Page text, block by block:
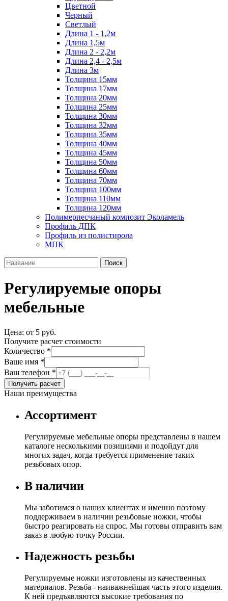
Цветной
Черный
Светлый
Длина 1 - 1,2м
Длина 1,5м
Длина 2 - 2,2м
Длина 2,4 - 2,5м
Длина 3м
Толщина 15мм
Толщина 17мм
Толщина 20мм
Толщина 25мм
Толщина 30мм
Толщина 32мм
Толщина 35мм
Толщина 40мм
Толщина 45мм
Толщина 50мм
Толщина 60мм
Толщина 70мм
Толщина 100мм
Толщина 110мм
Толщина 120мм
Полимерпесчаный композит Эколамель
Профиль ДПК
Профиль из полистирола
МПК
Поиск
Регулируемые опоры
мебельные
Цена: от 5 руб.
Получите расчет стоимости
Количество *
Ваше имя *
Ваш телефон *
Получить расчет
Наши преимущества
Ассортимент
Регулируемые мебельные опоры представлены в нашем
каталоге несколькими позициями и подойдут для
многих задач, когда требуется применение таких
резьбовых опор.
В наличии
Мы заботимся о наших клиентах и именно поэтому
поддерживаем в наличии резьбовые ножки, чтобы
быстро реагировать на спрос. Мы готовы отправить вам
заказ в любую точку России.
Надежность резьбы
Регулируемые ножки изготовлены из качественных
материалов. Резьба - наиважнейшая часть этого изделия.
К ней предъявляются высокие требования по